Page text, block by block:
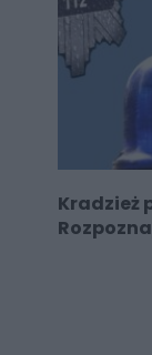
Kradzież